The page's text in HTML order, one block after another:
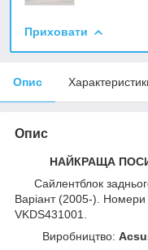
Приховати
Опис
Опис
НАЙКРАЩА
Сайлентблок
Варіант (2005-). Номери
VKDS431001.
Виробництво: